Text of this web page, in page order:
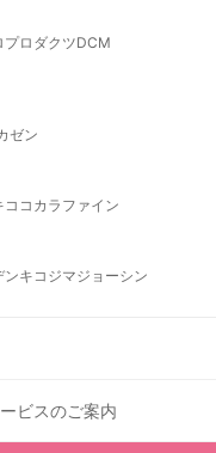
プロダクツDCM
ゼン
ココカラファイン
ンキ コジマジョーシン
ビスのご案内